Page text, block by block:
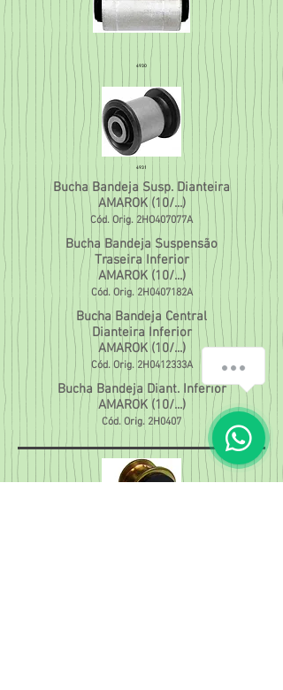
4930
4931
Bucha Bandeja Susp. Dianteira
AMAROK (10/...)
Cód. Orig. 2HO407077A
Bucha Bandeja Suspensão
Traseira Inferior
AMAROK (10/...)
Cód. Orig. 2H0407182A
Bucha Bandeja Central
Dianteira Inferior
AMAROK (10/...)
Cód. Orig. 2H0412333A
Bucha Bandeja Diant. Inferior
AMAROK (10/...)
Cód. Orig. 2H0407